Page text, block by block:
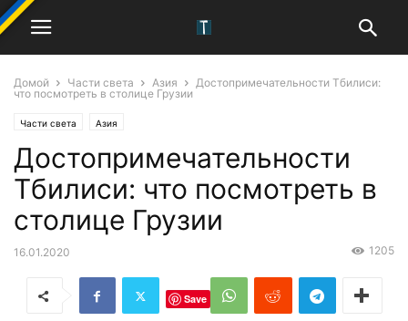
Домой Части света Азия
Достопримечательности Тбилиси:
что посмотреть в столице Грузии
Части света Азия
Достопримечательности
Тбилиси: что посмотреть в
столице Грузии
16.01.2020 1205
Save